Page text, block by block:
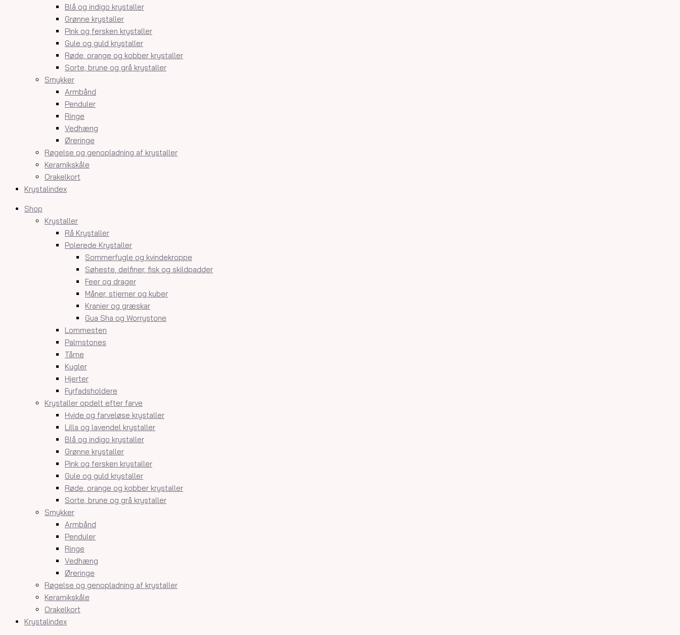
Blå og indigo krystaller
Grønne krystaller
Pink og fersken krystaller
Gule og guld krystaller
Røde, orange og kobber krystaller
Sorte, brune og grå krystaller
Smykker
Armbånd
Penduler
Ringe
Vedhæng
Øreringe
Røgelse og genopladning af krystaller
Keramikskåle
Orakelkort
Krystalindex
Shop
Krystaller
Rå Krystaller
Polerede Krystaller
Sommerfugle og kvindekroppe
Søheste, delfiner, fisk og skildpadder
Feer og drager
Måner, stjerner og kuber
Kranier og græskar
Gua Sha og Worrystone
Lommesten
Palmstones
Tårne
Kugler
Hjerter
Fyrfadsholdere
Krystaller opdelt efter farve
Hvide og farveløse krystaller
Lilla og lavendel krystaller
Blå og indigo krystaller
Grønne krystaller
Pink og fersken krystaller
Gule og guld krystaller
Røde, orange og kobber krystaller
Sorte, brune og grå krystaller
Smykker
Armbånd
Penduler
Ringe
Vedhæng
Øreringe
Røgelse og genopladning af krystaller
Keramikskåle
Orakelkort
Krystalindex